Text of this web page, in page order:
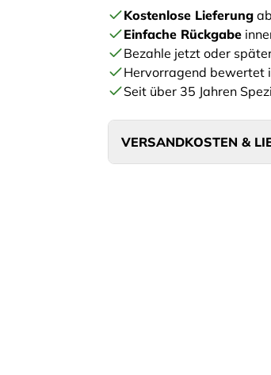
Kostenlose Lieferung
Einfache Rückgabe
Bezahle jetzt oder
Hervorragend bewertet
Seit über 35 Jahren
VERSANDKOSTEN &